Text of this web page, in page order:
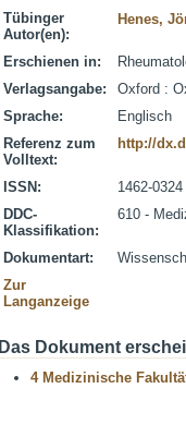
Tübinger
Autor(en):
Henes,
Erschienen in:
Verlagsangabe:
Oxford :
Sprache:
Englisch
Referenz zum
Volltext:
http://
ISSN:
1462-0324
DDC-
Klassifikation:
610 -
Dokumentart:
Zur
Langanzeige
Das Dokument
4 Medizinische